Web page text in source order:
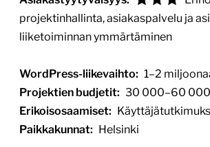
projektinhallinta, asiakaspalvelu ja
liiketoiminnan ymmärtäminen
WordPress-liikevaihto: 1–2
Projektien budjetit: 30 000–60
Erikoisosaamiset:
Paikkakunnat: Helsinki